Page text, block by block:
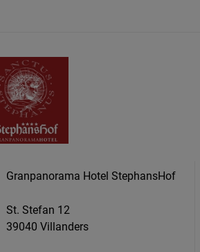
Granpanorama Hotel StephansHof
St. Stefan 12
39040 Villanders